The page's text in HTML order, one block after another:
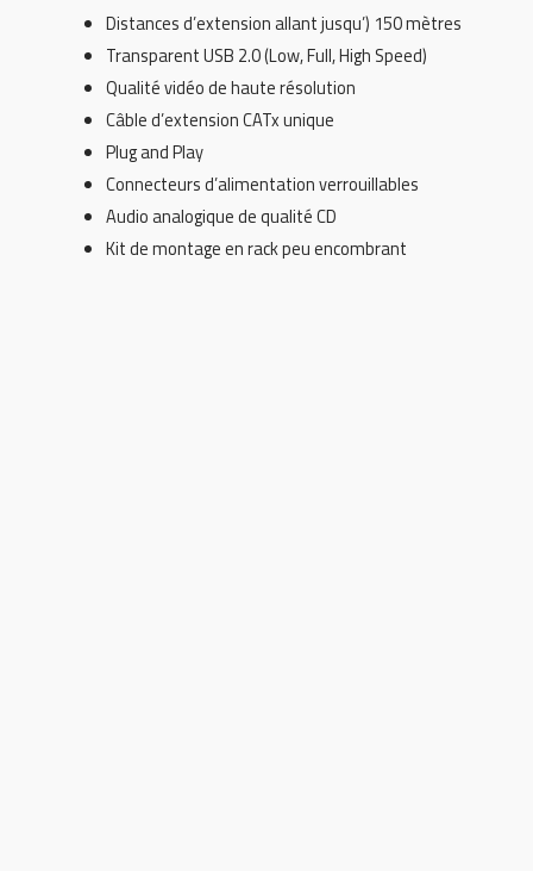
Distances d’extension allant jusqu’) 150 mètres
Transparent USB 2.0 (Low, Full, High Speed)
Qualité vidéo de haute résolution
Câble d’extension CATx unique
Plug and Play
Connecteurs d’alimentation verrouillables
Audio analogique de qualité CD
Kit de montage en rack peu encombrant